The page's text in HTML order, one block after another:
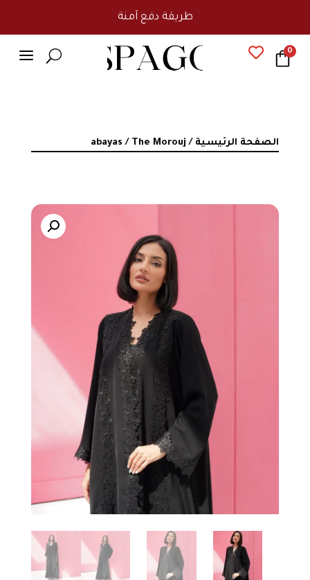
طريقة دفع آمنة
a U  0
الصفحة الرئيسية /
abayas / The Morouj